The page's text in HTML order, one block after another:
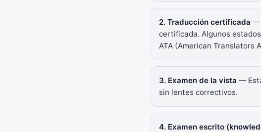
2. Traducción certificada —
certificada. Algunos
ATA (American Translators
3. Examen de la vista —
sin lentes correctivos.
4. Examen escrito